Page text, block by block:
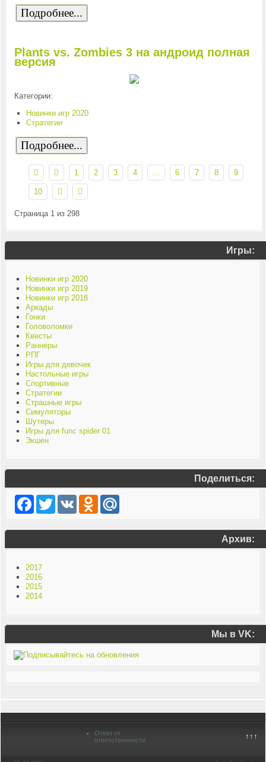
Подробнее...
Plants vs. Zombies 3 на андроид полная
версия
Категории:
Новинки игр 2020
Стратегии
Подробнее...
1 2 3 4 ... 6 7 8 9
10
Страница 1 из 298
Игры:
Новинки игр 2020
Новинки игр 2019
Новинки игр 2018
Аркады
Гонки
Головоломки
Квесты
Раннеры
РПГ
Игры для девочек
Настольные игры
Спортивные
Стратегии
Страшные игры
Симуляторы
Шутеры
Игры для func spider 01
Экшен
Поделиться:
Facebook
TwitterVK Odnoklassniki
Mail.Ru
Архив:
2017
2016
2015
2014
Мы в VK:
↑↑↑
Отказ от
ответственности